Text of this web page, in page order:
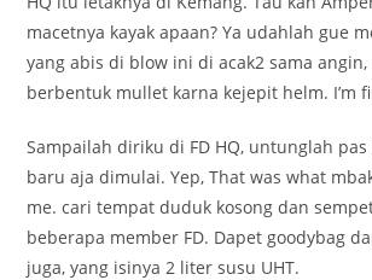
macetnya kayak apaan? Ya udahlah gue
yang abis di blow ini di acak2 sama
berbentuk mullet karna kejepit helm. I’m
Sampailah diriku di FD HQ, untunglah
baru aja dimulai. Yep, That was what
me. cari tempat duduk kosong dan
beberapa member FD. Dapet goodybag
juga, yang isinya 2 liter susu UHT.